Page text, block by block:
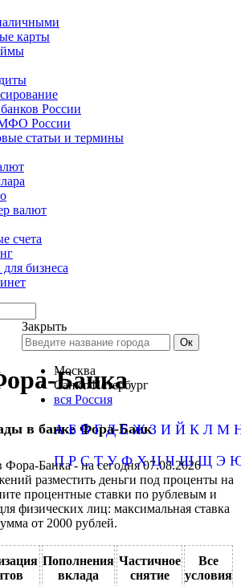
карты
России
России
статьи и термины
валют
счета
бизнеса
Закрыть
Москва
Санкт-Петербург
вся Россия
А Б В Г Д Е Ж З И Й К Л М
П Р С Т У Ф Х Ц Ч Ш Щ Э
Банка
в банке Фора-Банк
Фора-Банка - на сегодня 07.08.2026
разместить деньги под проценты на
процентные ставки по рублевым и
физических лиц: максимальная ставка
от 2000 рублей.
Пополнения
вклада
Частичное
снятие
Все
условия